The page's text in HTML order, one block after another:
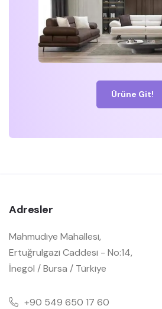
Ürüne Git!
Adresler
Mahmudiye Mahallesi,
Ertuğrulgazi Caddesi - No:14,
İnegöl / Bursa / Türkiye
+90 549 650 17 60